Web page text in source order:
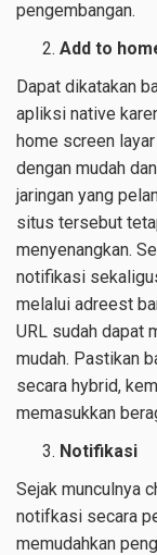
pengembangan.
Add to
Dapat dikatakan
apliksi native
home screen
dengan mudah
jaringan yang
situs tersebut
menyenangkan.
notifikasi
melalui adreest
URL sudah dapat
mudah. Pastikan
secara hybrid,
memasukkan
Notifikasi
Sejak munculnya
notifkasi secara
memudahkan